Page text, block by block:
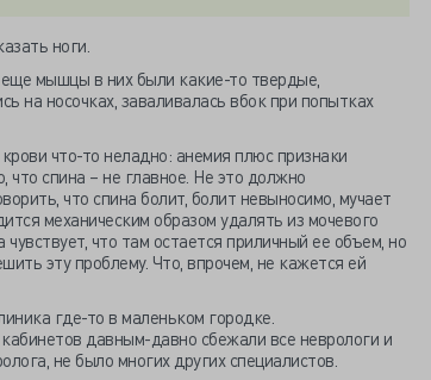
ноги.
мышцы в них были какие-то твердые,
на носочках, заваливалась вбок при попытках
что-то неладно: анемия плюс признаки
что спина – не главное. Не это должно
что спина болит, болит невыносимо, мучает
механическим образом удалять из мочевого
что там остается приличный ее объем, но
эту проблему. Что, впрочем, не кажется ей
где-то в маленьком городке.
давным-давно сбежали все неврологи и
не было многих других специалистов.